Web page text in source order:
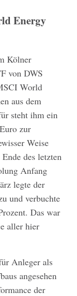
Energy
Kölner
von DWS
World
aus dem
steht ihm ein
zur
Weise
des letzten
Anfang
legte der
und verbuchte
Das war
aller hier
Anleger als
angesehen
der